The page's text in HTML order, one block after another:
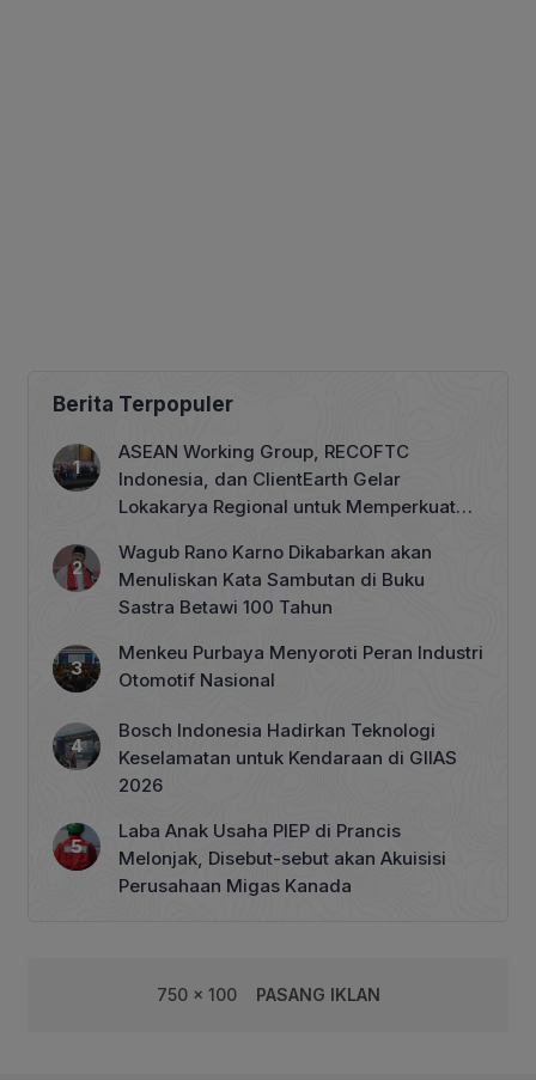
Berita Terpopuler
ASEAN Working Group, RECOFTC
Indonesia, dan ClientEarth Gelar
Lokakarya Regional untuk Memperkuat
Wagub Rano Karno Dikabarkan akan
Menuliskan Kata Sambutan di Buku
Sastra Betawi 100 Tahun
Menkeu Purbaya Menyoroti Peran Industri
Otomotif Nasional
Bosch Indonesia Hadirkan Teknologi
Keselamatan untuk Kendaraan di GIIAS
2026
Laba Anak Usaha PIEP di Prancis
Melonjak, Disebut-sebut akan Akuisisi
Perusahaan Migas Kanada
750 x 100 PASANG IKLAN